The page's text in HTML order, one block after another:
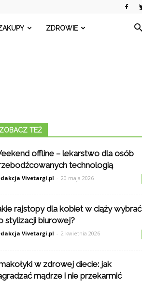
ZDROWIE
ZOBACZ TEŻ
offline – lekarstwo dla osób
technologią
Vivetargi.pl - 20 maja 2026
rajstopy dla kobiet w ciąży wybrać
stylizacji biurowej?
Vivetargi.pl - 2 kwietnia 2026
w zdrowej diecie: jak
mądrze i nie przekarmić